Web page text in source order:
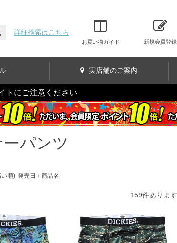
詳細検索はこちら
お買い物ガイド 新規会員登録
実店舗のご案内
トにご注意ください
パンツ
い順) 発売日＋商品名
159件あります